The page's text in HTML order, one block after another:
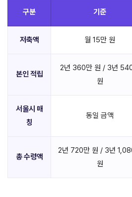
구분 기준
저축액 월 15만 원
본인 적립
2년 360만 원 / 3년
원
서울시 매
칭
동일 금액
총 수령액
2년 720만 원 / 3년
원